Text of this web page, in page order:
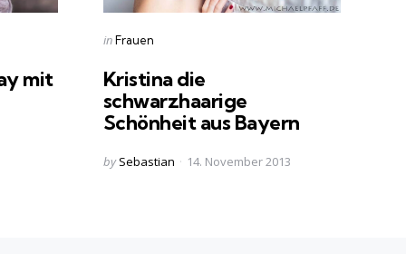
mit
Categories
Posted
in Frauen
Kristina die
schwarzhaarige
Schönheit aus Bayern
Posted
by Sebastian 14. November 2013